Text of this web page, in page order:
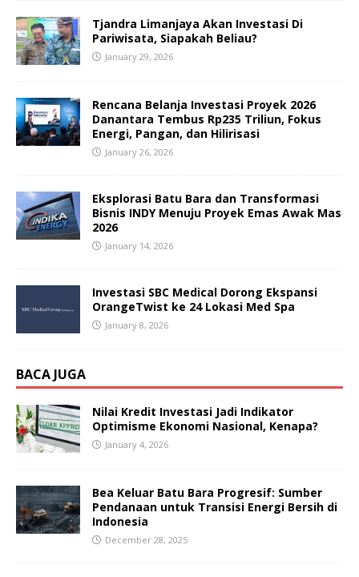
Tjandra Limanjaya Akan Investasi Di
Pariwisata, Siapakah Beliau?
January 29, 2026
Rencana Belanja Investasi Proyek 2026
Danantara Tembus Rp235 Triliun, Fokus
Energi, Pangan, dan Hilirisasi
January 26, 2026
Eksplorasi Batu Bara dan Transformasi
Bisnis INDY Menuju Proyek Emas Awak Mas
2026
January 14, 2026
Investasi SBC Medical Dorong Ekspansi
OrangeTwist ke 24 Lokasi Med Spa
January 8, 2026
BACA JUGA
Nilai Kredit Investasi Jadi Indikator
Optimisme Ekonomi Nasional, Kenapa?
January 4, 2026
Bea Keluar Batu Bara Progresif: Sumber
Pendanaan untuk Transisi Energi Bersih di
Indonesia
December 28, 2025